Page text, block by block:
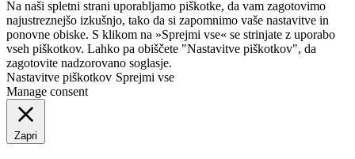
Na naši spletni strani uporabljamo piškotke, da vam zagotovimo
najustreznejšo izkušnjo, tako da si zapomnimo vaše nastavitve in
ponovne obiske. S klikom na »Sprejmi vse« se strinjate z uporabo
vseh piškotkov. Lahko pa obiščete "Nastavitve piškotkov", da
zagotovite nadzorovano soglasje.
Nastavitve piškotkov Sprejmi vse
Manage consent
Zapri